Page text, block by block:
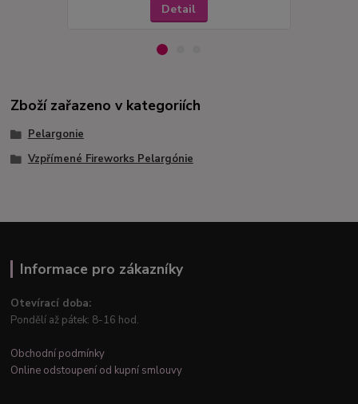
Detail
Zboží zařazeno v kategoriích
Pelargonie
Vzpřímené Fireworks Pelargónie
Informace pro zákazníky
Otevírací doba:
Pondělí až pátek: 8-16 hod.
Obchodní podmínky
Online odstoupení od kupní smlouvy